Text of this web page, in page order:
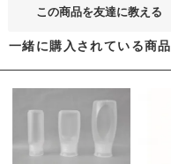
この商品を友達に教える
一緒に購入されている商品